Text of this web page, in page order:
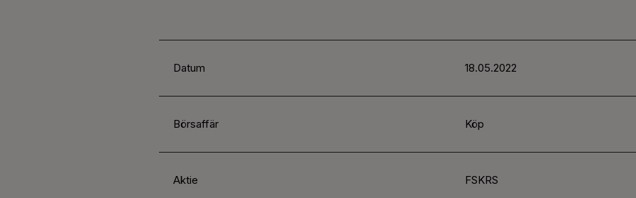
Datum 18.05.2022
Börsaffär Köp
Aktie FSKRS